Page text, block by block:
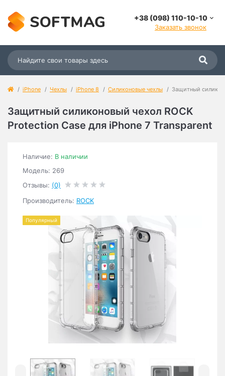
+38 (098) 110-10-10
Заказать звонок
iPhone Чехлы iPhone 8 Силиконовые чехлы Защитный
Защитный силиконовый чехол ROCK
Protection Case для iPhone 7 Transparent
Наличие: В наличии
Модель: 269
Отзывы: (0)
Производитель: ROCK
Популярный